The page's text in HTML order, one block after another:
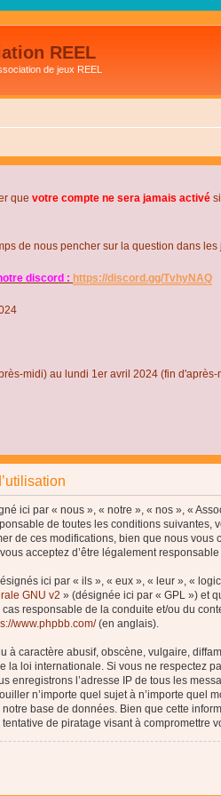
REEL
de jeux REEL
que votre compte ne sera jamais activé
de nous pencher sur la question dans les
discord : https://discord.gg/TvhyNAQ
midi) au lundi 1er avril 2024 (fin
ici par « nous », « notre », « nos », «
de toutes les conditions
de ces modifications, bien que nous
acceptez d’être légalement
ici par « ils », « eux », « leur », «
GNU v2 » (désignée ici par « GPL ») et
responsable de la conduite et/ou du
www.phpbb.com/(en anglais).
à caractère abusif, obscène, vulgaire,
la loi internationale. Si vous ne respectez
enregistrons l’adresse IP de tous les
n’importe quel sujet à n’importe
base de données. Bien que cette
de piratage visant à compromettre